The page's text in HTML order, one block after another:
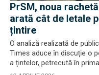
PrSM, noua
arată cât de letale
țintire
O analiză realizată de
Times aduce în discuție o
a țintelor, petrecută în